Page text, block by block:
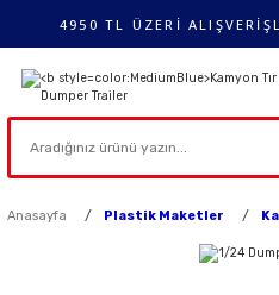
4950 TL ÜZERİ
Anasayfa Plastik Maketler